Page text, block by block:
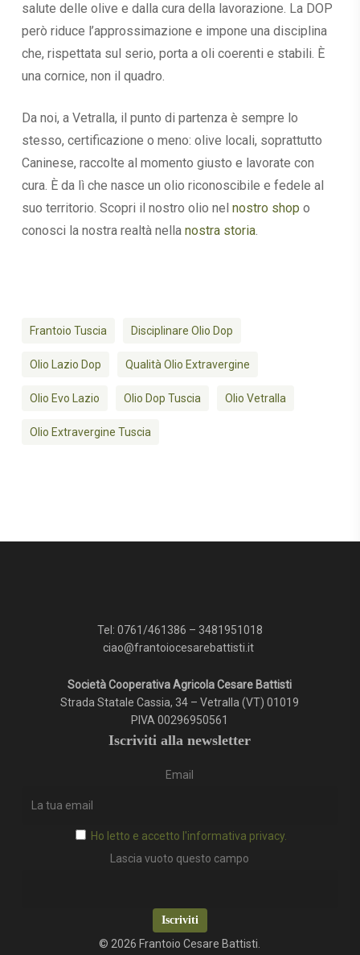
salute delle olive e dalla cura della lavorazione. La DOP
però riduce l’approssimazione e impone una disciplina
che, rispettata sul serio, porta a oli coerenti e stabili. È
una cornice, non il quadro.
Da noi, a Vetralla, il punto di partenza è sempre lo
stesso, certificazione o meno: olive locali, soprattutto
Caninese, raccolte al momento giusto e lavorate con
cura. È da lì che nasce un olio riconoscibile e fedele al
suo territorio. Scopri il nostro olio nel nostro shop o
conosci la nostra realtà nella nostra storia.
Frantoio Tuscia Disciplinare Olio Dop
Olio Lazio Dop Qualità Olio Extravergine
Olio Evo Lazio Olio Dop Tuscia Olio Vetralla
Olio Extravergine Tuscia
Tel: 0761/461386 – 3481951018
ciao@frantoiocesarebattisti.it
Società Cooperativa Agricola Cesare Battisti
Strada Statale Cassia, 34 – Vetralla (VT) 01019
PIVA 00296950561
Iscriviti alla newsletter
Email
Ho letto e accetto l'informativa privacy.
Lascia vuoto questo campo
Iscriviti
© 2026 Frantoio Cesare Battisti.